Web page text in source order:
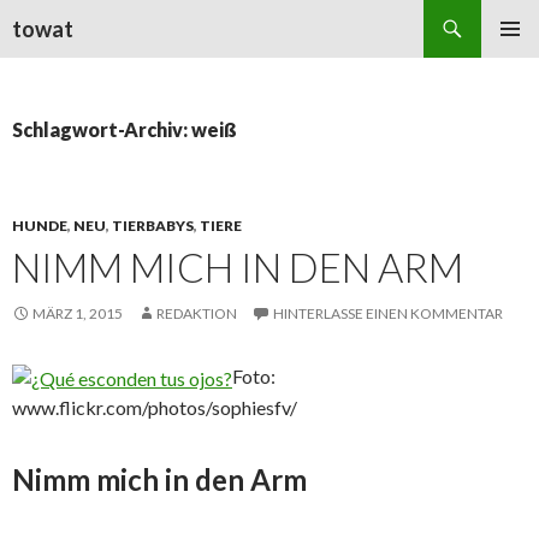
towat
Schlagwort-Archiv: weiß
HUNDE, NEU, TIERBABYS, TIERE
NIMM MICH IN DEN ARM
MÄRZ 1, 2015 REDAKTION HINTERLASSE EINEN KOMMENTAR
Foto:
www.flickr.com/photos/sophiesfv/
Nimm mich in den Arm